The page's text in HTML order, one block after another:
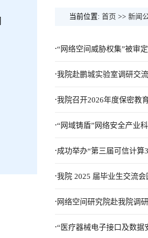
当前位置: 首页 >> 新闻
.“网络空间威胁权集”被审
.我院赴鹏城实验室调研交
.我院召开2026年度保密教
.“网域铸盾”网络安全产业
.成功举办“第三届可信计算
.我院 2025 届毕业生交流
. 网络空间研究院赴我院调研
.“医疗器械电子接口及数据